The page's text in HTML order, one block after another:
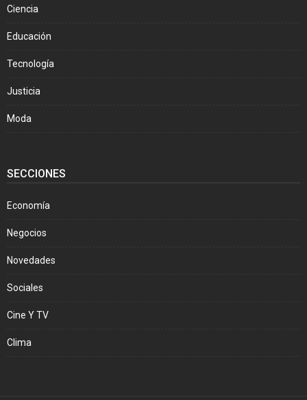
Ciencia
Educación
Tecnología
Justicia
Moda
SECCIONES
Economía
Negocios
Novedades
Sociales
Cine Y TV
Clima